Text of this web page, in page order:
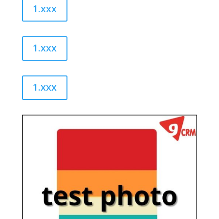
1.xxx
1.xxx
1.xxx